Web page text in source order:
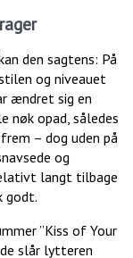
den sagtens: På
og niveauet
ændret sig en
nøk opad, således
– dog uden på
og
langt tilbage
godt.
”Kiss of Your
slår lytteren